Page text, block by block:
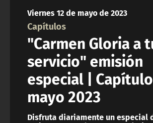
Viernes 12 de mayo de 2023
Capítulos
"Carmen Gloria a
servicio" emisión
especial |
mayo 2023
Disfruta diariamente un especial